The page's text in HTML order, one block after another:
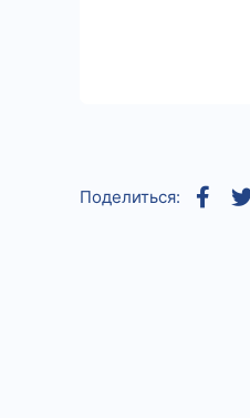
Поделиться: